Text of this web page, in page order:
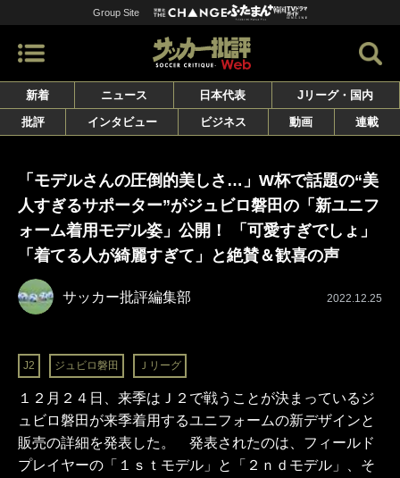
Group Site
新着 ニュース 日本代表
Jリーグ・国内
批評
インタビュー ビジネス 動画 連載
「モデルさんの圧倒的美しさ…」W杯で話題の“美
人すぎるサポーター”がジュビロ磐田の「新ユニフ
ォーム着用モデル姿」公開！ 「可愛すぎでしょ」
「着てる人が綺麗すぎて」と絶賛＆歓喜の声
サッカー批評編集部 2022.12.25
J2 ジュビロ磐田 Ｊリーグ
１２月２４日、来季はＪ２で戦うことが決まっているジ
ュビロ磐田が来季着用するユニフォームの新デザインと
販売の詳細を発表した。 発表されたのは、フィールド
プレイヤーの「１ｓｔモデル」と「２ｎｄモデル」、そ